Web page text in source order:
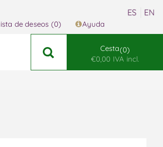
de deseos (0) Ayuda
Cesta 0
€0,00 IVA incl.